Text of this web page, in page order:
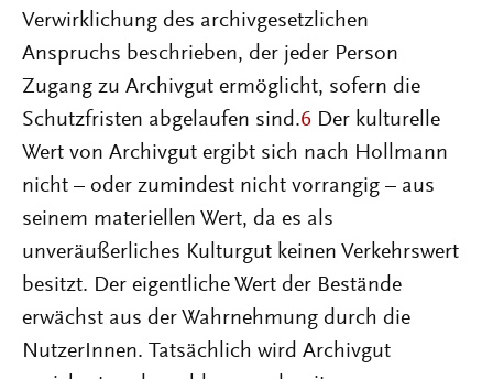
Verwirklichung des archivgesetzlichen
Anspruchs beschrieben, der jeder Person
Zugang zu Archivgut ermöglicht, sofern die
Schutzfristen abgelaufen sind.6 Der kulturelle
Wert von Archivgut ergibt sich nach Hollmann
nicht – oder zumindest nicht vorrangig – aus
seinem materiellen Wert, da es als
unveräußerliches Kulturgut keinen Verkehrswert
besitzt. Der eigentliche Wert der Bestände
erwächst aus der Wahrnehmung durch die
NutzerInnen. Tatsächlich wird Archivgut